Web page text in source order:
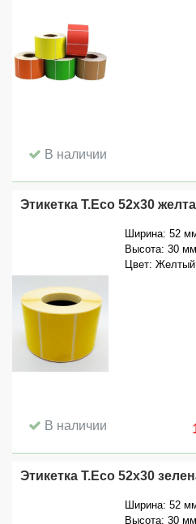
В наличии
Этикетка T.Eco 52x30
Ширина: 52
Высота: 30 мм
Цвет: Желтый
В наличии
Этикетка T.Eco 52x30
Ширина: 52
Высота: 30